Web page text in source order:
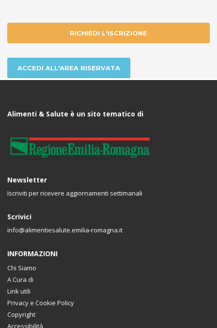
RICHIEDI L'ISCRIZIONE
ACCEDI ALL'AREA RISERVATA
Alimenti & Salute è un sito tematico di
Newsletter
Iscriviti per ricevere aggiornamenti settimanali
Scrivici
info@alimentiesalute.emilia-romagna.it
INFORMAZIONI
Chi Siamo
A Cura di
Link utili
Privacy e Cookie Policy
Copyright
Accessibilità